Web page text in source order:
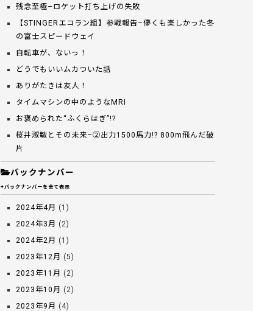
残念至極–ロケット打ち上げの失敗
【STINGERエコラン組】参戦報告–儚くも楽しかった冬
の富士スピードウェイ
自転車が、ないっ！
どうでもいいムカついた話
ありがたきは友人！
タイムマシンの中のようなMRI
お褒められた“ふくらはぎ”!?
桜井淑敏とその未来–②出力1500馬力!? 800m飛んだ破
片
バックナンバー
+バックナンバーを全て表示
2024年4月 (1)
2024年3月 (2)
2024年2月 (1)
2023年12月 (5)
2023年11月 (2)
2023年10月 (2)
2023年9月 (4)